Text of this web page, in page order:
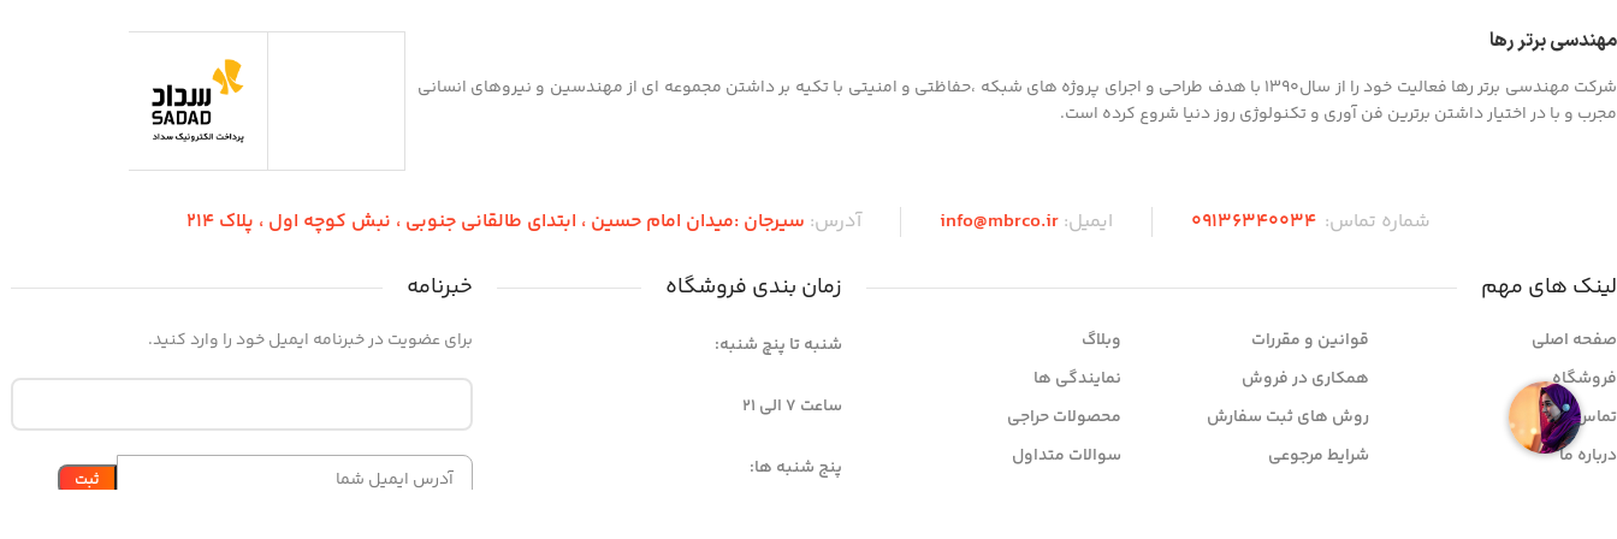
مهندسی برتر رها
شرکت مهندسی برتر رها فعالیت خود را از سال1390 با هدف طراحی و اجرای پروژه های شبکه ،حفاظتی و امنیتی با تکیه بر داشتن مجموعه ای از مهندسین و نیروهای انسانی
مجرب و با در اختیار داشتن برترین فن آوری و تکنولوژی روز دنیا شروع کرده است.
شماره تماس: ۰۹136340034 ایمیل: info@mbrco.ir آدرس: سیرجان :میدان امام حسین ، ابتدای طالقانی جنوبی ، نبش کوچه اول ، پلاک 214
لینک های مهم
صفحه اصلی
فروشگاه
تماس با ما
درباره ما
قوانین و مقررات
همکاری در فروش
روش های ثبت سفارش
شرایط مرجوعی
وبلاگ
نمایندگی ها
محصولات حراجی
سوالات متداول
زمان بندی فروشگاه
شنبه تا پنچ شنبه:
ساعت 7 الی ۲۱
پنج شنبه ها:
خبرنامه
برای عضویت در خبرنامه ایمیل خود را وارد کنید.